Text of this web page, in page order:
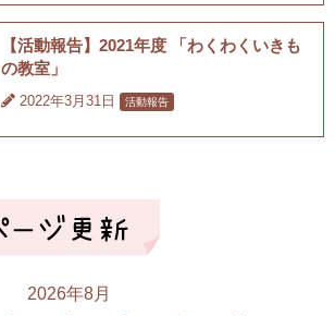
【活動報告】2021年度 「わくわくいきも
の教室」
2022年3月31日 活動報告
2026年8月